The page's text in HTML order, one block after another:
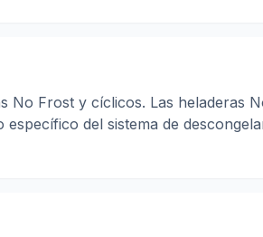
No Frost y cíclicos. Las heladeras
del sistema de